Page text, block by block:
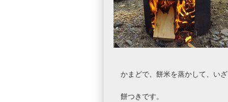
かまどで、餅米を蒸かして、いざ
餅つきです。